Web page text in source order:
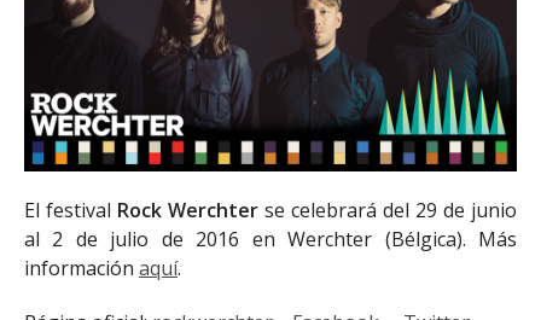
El festival Rock Werchter se celebrará del 29 de junio
al 2 de julio de 2016 en Werchter (Bélgica). Más
información aquí.